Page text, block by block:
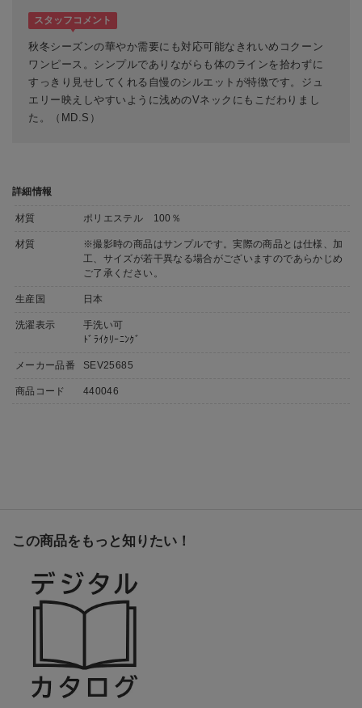
スタッフコメント
秋冬シーズンの華やか需要にも対応可能なきれいめコクーン
ワンピース。シンプルでありながらも体のラインを拾わずに
すっきり見せしてくれる自慢のシルエットが特徴です。ジュ
エリー映えしやすいように浅めのVネックにもこだわりまし
た。（MD.S）
詳細情報
材質 ポリエステル 100％
材質
※撮影時の商品はサンプルです。実際の商品とは仕様、加
工、サイズが若干異なる場合がございますのであらかじめ
ご了承ください。
生産国 日本
洗濯表示
手洗い可
ﾄﾞﾗｲｸﾘｰﾆﾝｸﾞ
メーカー品番 SEV25685
商品コード 440046
この商品をもっと知りたい！